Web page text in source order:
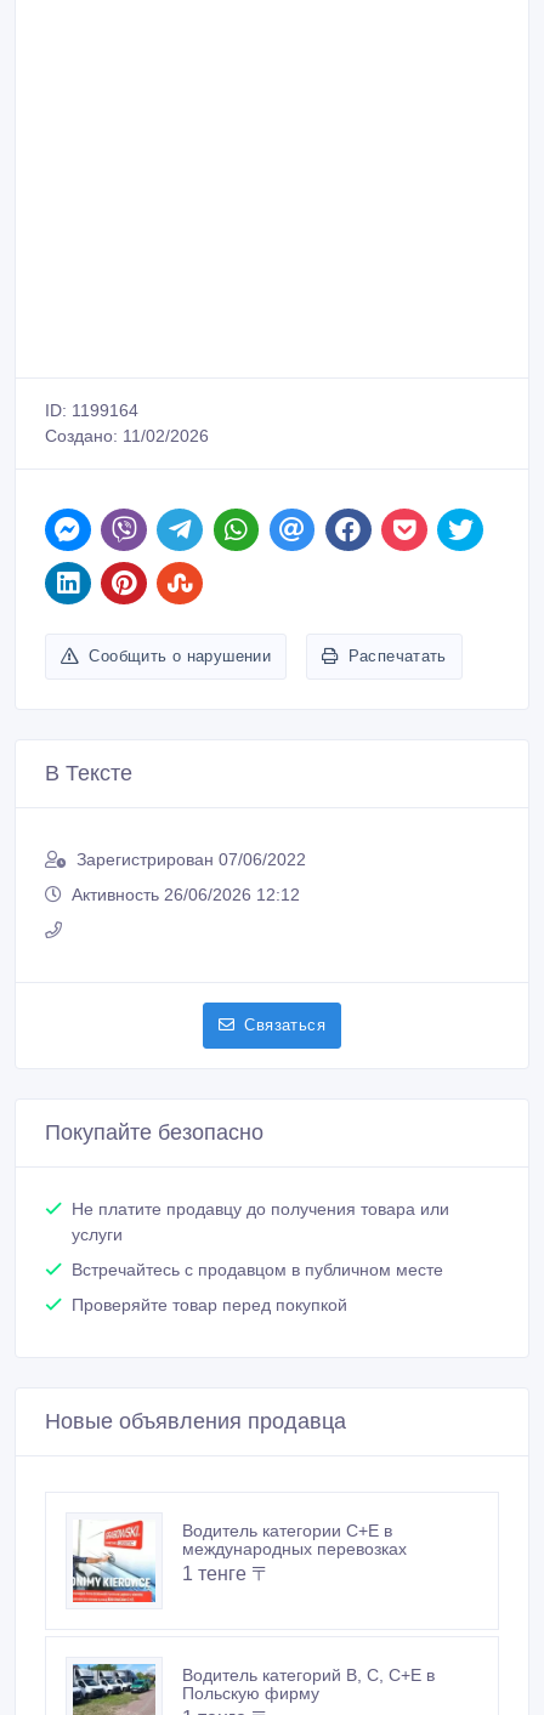
ID: 1199164
Создано: 11/02/2026
Сообщить о нарушении Распечатать
В Тексте
Зарегистрирован 07/06/2022
Активность 26/06/2026 12:12
Связаться
Покупайте безопасно
Не платите продавцу до получения товара или
услуги
Встречайтесь с продавцом в публичном месте
Проверяйте товар перед покупкой
Новые объявления продавца
Водитель категории C+E в
международных перевозках
1 тенге 〒
Водитель категорий В, С, С+Е в
Польскую фирму